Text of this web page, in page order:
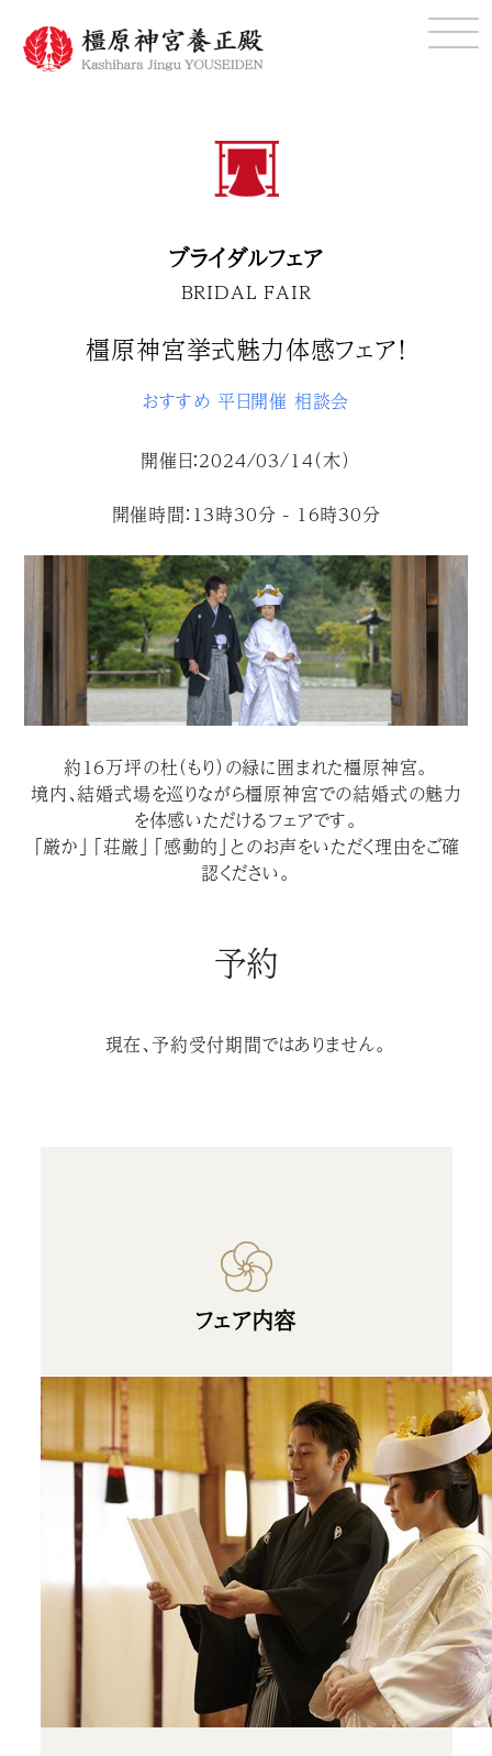
ブライダルフェア
BRIDAL FAIR
橿原神宮挙式魅力体感フェア！
おすすめ 平日開催 相談会
開催日：2024/03/14（木）
開催時間：13時30分 - 16時30分
約１６万坪の杜（もり）の緑に囲まれた橿原神宮。
境内、結婚式場を巡りながら橿原神宮での結婚式の魅力
を体感いただけるフェアです。
「厳か」「荘厳」「感動的」とのお声をいただく理由をご確
認ください。
予約
現在、予約受付期間ではありません。
フェア内容